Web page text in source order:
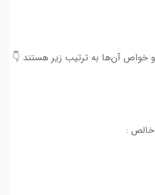
خواص آن‌ها به ترتیب زیر هستند 👇
خالص :